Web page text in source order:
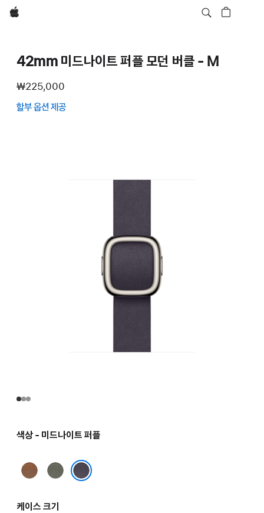
Apple
42mm 미드나이트 퍼플 모던 버클 - M
₩225,000
할부 옵션 제공
색상 - 미드나이트 퍼플
캐러멜
세이지
케이스 크기